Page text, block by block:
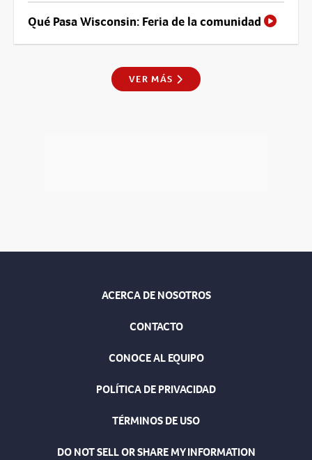
Qué Pasa Wisconsin: Feria de la comunidad
VER MÁS
ACERCA DE NOSOTROS
CONTACTO
CONOCE AL EQUIPO
POLÍTICA DE PRIVACIDAD
TÉRMINOS DE USO
DO NOT SELL OR SHARE MY INFORMATION